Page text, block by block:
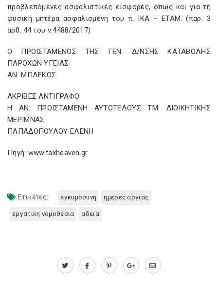
προβλεπόμενες ασφαλιστικές εισφορές, όπως και για τη
φυσική μητέρα ασφαλισμένη του π. ΙΚΑ – ΕΤΑΜ. (παρ. 3
αρθ. 44 του ν.4488/2017)
Ο ΠΡΟΙΣΤΑΜΕΝΟΣ ΤΗΣ ΓΕΝ. Δ/ΝΣΗΣ ΚΑΤΑΒΟΛΗΣ
ΠΑΡΟΧΩΝ ΥΓΕΙΑΣ
ΑΝ. ΜΠΛΕΚΟΣ
ΑΚΡΙΒΕΣ ΑΝΤΙΓΡΑΦΟ
Η ΑΝ. ΠΡΟΙΣΤΑΜΕΝΗ ΑΥΤΟΤΕΛΟΥΣ ΤΜ. ΔΙΟΙΚΗΤΙΚΗΣ
ΜΕΡΙΜΝΑΣ
ΠΑΠΑΔΟΠΟΥΛΟΥ ΕΛΕΝΗ
Πηγή: www.taxheaven.gr
Ετικέτες: εγκυμοσυνη ημερες αργιας
εργατικη νομοθεσια αδεια